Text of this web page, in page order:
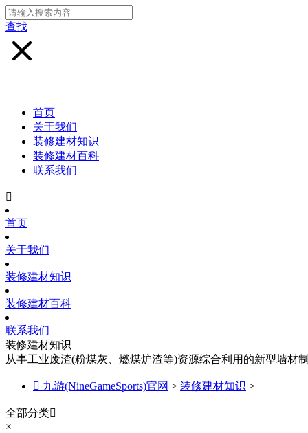
查找
首页
关于我们
装修建材知识
装修建材百科
联系我们

首页
关于我们
装修建材知识
装修建材百科
联系我们
装修建材知识
从事工业废渣(粉煤灰、燃煤炉渣等)资源综合利用的新型墙材
 九游(NineGameSports)官网 > 装修建材知识 >
全部分类
×